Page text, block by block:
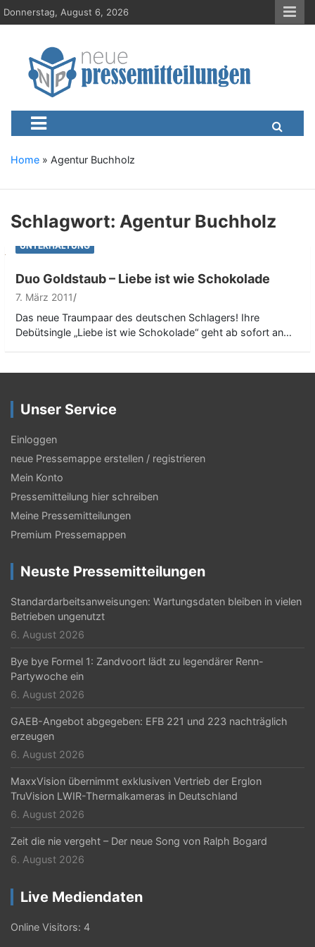
S
k
Donnerstag, August 6, 2026
Neue-
Presseportal, Nachrichten, News, Meldungen, Wirtschaft
Home » Agentur Buchholz
Schlagwort: Agentur Buchholz
UNTERHALTUNG
Duo Goldstaub – Liebe ist wie Schokolade
7. März 2011
Das neue Traumpaar des deutschen Schlagers! Ihre
Debütsingle „Liebe ist wie Schokolade“ geht ab sofort an…
Unser Service
Einloggen
neue Pressemappe erstellen / registrieren
Mein Konto
Pressemitteilung hier schreiben
Meine Pressemitteilungen
Premium Pressemappen
Neuste Pressemitteilungen
Standardarbeitsanweisungen: Wartungsdaten bleiben in vielen
Betrieben ungenutzt
6. August 2026
Bye bye Formel 1: Zandvoort lädt zu legendärer Renn-
Partywoche ein
6. August 2026
GAEB-Angebot abgegeben: EFB 221 und 223 nachträglich
erzeugen
6. August 2026
MaxxVision übernimmt exklusiven Vertrieb der Erglon
TruVision LWIR-Thermalkameras in Deutschland
6. August 2026
Zeit die nie vergeht – Der neue Song von Ralph Bogard
6. August 2026
Live Mediendaten
Online Visitors: 4